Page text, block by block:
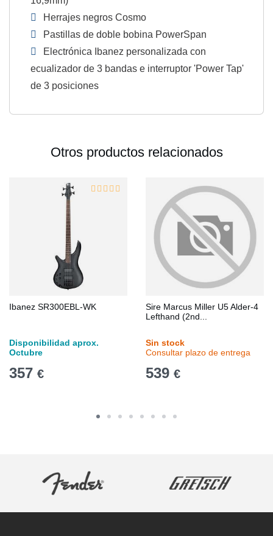
Herrajes negros Cosmo
Pastillas de doble bobina PowerSpan
Electrónica Ibanez personalizada con
ecualizador de 3 bandas e interruptor 'Power Tap'
de 3 posiciones
Otros productos relacionados
Ibanez SR300EBL-WK
Disponibilidad aprox.
Octubre
357 €
Sire Marcus Miller U5 Alder-4
Lefthand (2nd...
Sin stock
Consultar plazo de entrega
539 €